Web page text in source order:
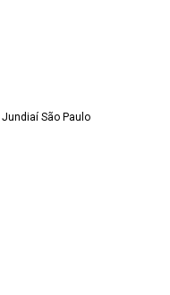
Jundiaí São Paulo